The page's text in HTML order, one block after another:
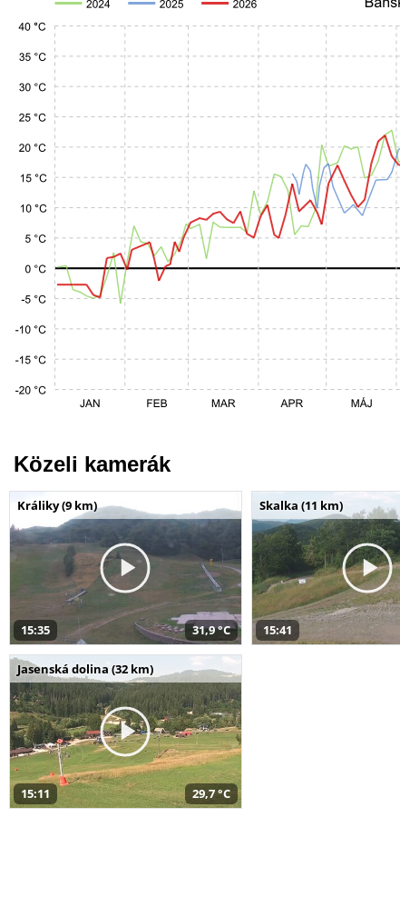
Közeli kamerák
Králiky (9 km)
15:35 31,9 °C
Skalka (11 km)
15:41
Jasenská dolina (32 km)
15:11 29,7 °C